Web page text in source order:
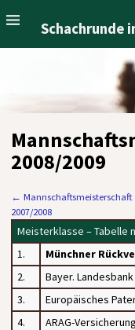
Schachrunde
2008/2009
← Mannschaftsmeisterschaft
2007/2008
Meisterklasse – Tabelle
1.
Münchner
2.
Bayer. Landesbank
3.
Europäisches
4.
ARAG-